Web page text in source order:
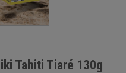
Tahiti Tiaré 130g